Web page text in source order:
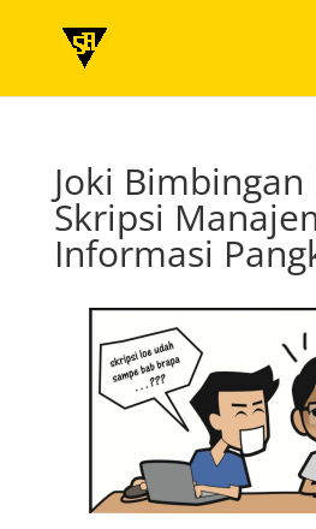
Joki
Skripsi
Informasi